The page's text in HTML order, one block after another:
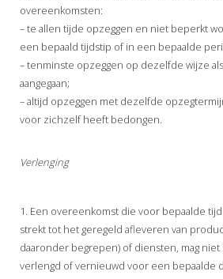
overeenkomsten:
– te allen tijde opzeggen en niet beperkt
een bepaald tijdstip of in een bepaalde
– tenminste opzeggen op dezelfde wijze
aangegaan;
– altijd opzeggen met dezelfde
voor zichzelf heeft bedongen.
Verlenging
1. Een overeenkomst die voor bepaalde tijd
strekt tot het geregeld afleveren van
daaronder begrepen) of diensten, mag
verlengd of vernieuwd voor een bepaalde